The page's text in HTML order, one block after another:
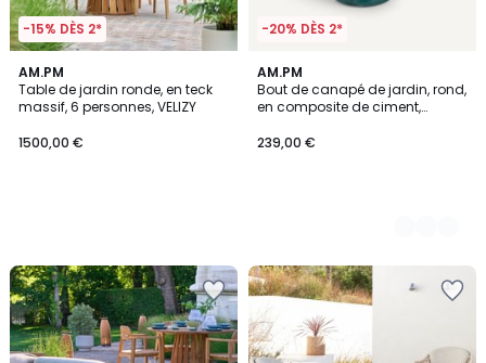
-15% DÈS 2*
AM.PM
Table de jardin ronde, en teck
massif, 6 personnes, VELIZY
1500,00 €
-20% DÈS 2*
AM.PM
Bout de canapé de jardin, rond,
en composite de ciment,
239,00 €
4
Couleurs